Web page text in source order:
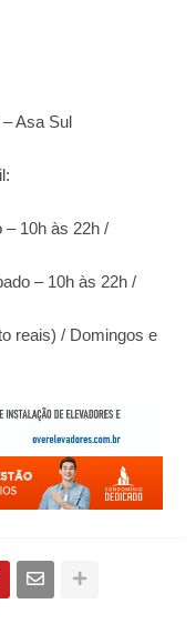
Asa Sul
– 10h às 22h /
– 10h às 22h /
reais) / Domingos e